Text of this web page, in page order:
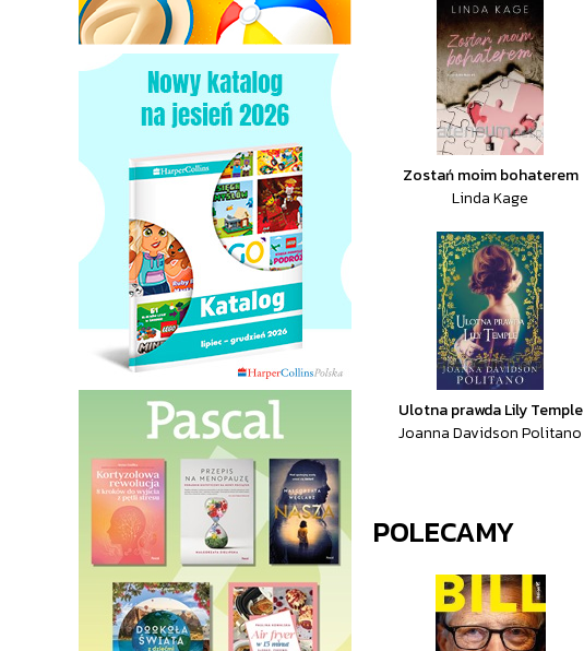
Zostań moim bohaterem
Linda Kage
Ulotna prawda Lily Temple
Joanna Davidson Politano
POLECAMY